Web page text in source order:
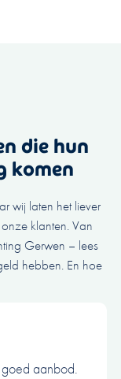
die hun
komen
wij laten het liever
klanten. Van
Gerwen – lees
hebben. En hoe
aanbod.